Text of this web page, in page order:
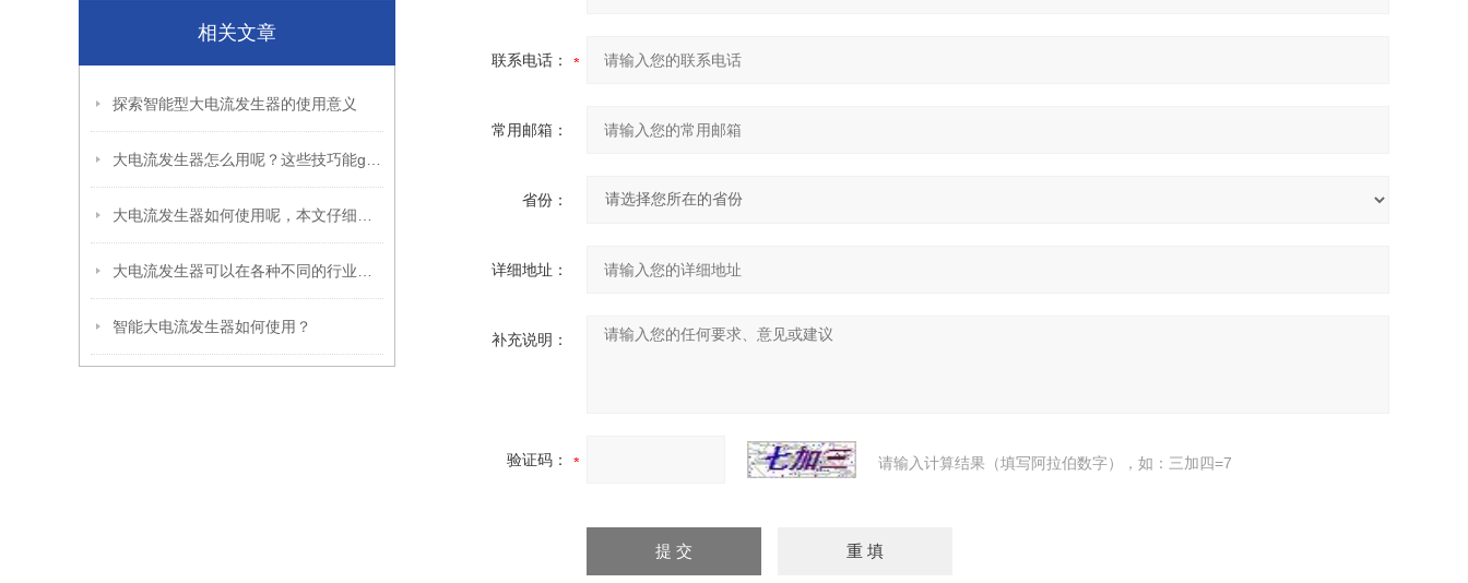
相关文章
探索智能型大电流发生器的使用意义
智能大电流发生器如何使用？
联系电话：
常用邮箱：
省份：
详细地址：
补充说明：
验证码： 请输入计算结果（填写阿拉伯数字），如：三加四=7